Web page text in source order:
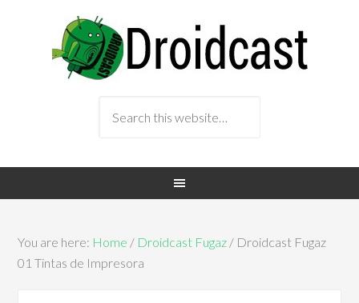
You are here: Home / Droidcast Fugaz / Droidcast Fugaz
01 Tintas de Impresora